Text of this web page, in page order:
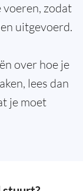
voeren, zodat
uitgevoerd.
over hoe je
lees dan
je moet